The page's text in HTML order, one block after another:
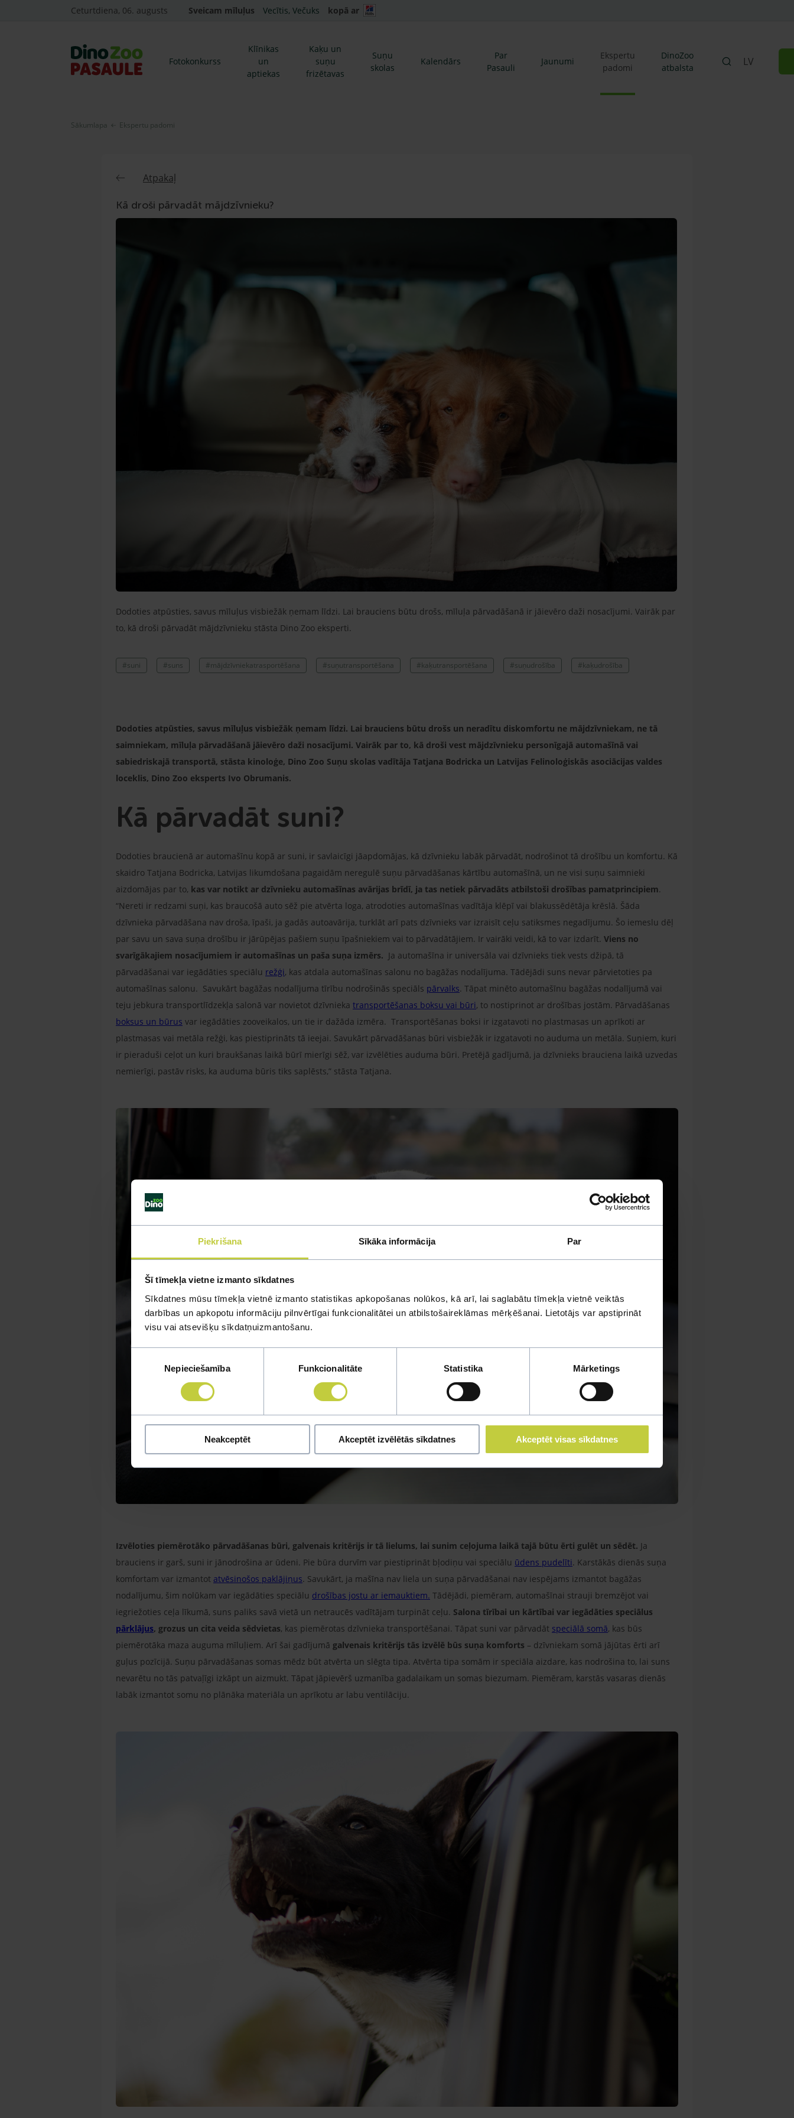
Piekrišana Sīkāka informācija Par
Šī tīmekļa vietne izmanto sīkdatnes
Sīkdatnes mūsu tīmekļa vietnē izmanto statistikas apkopošanas nolūkos, kā arī, lai saglabātu tīmekļa vietnē veiktās
darbības un apkopotu informāciju pilnvērtīgai funkcionalitātei un atbilstošaireklāmas mērķēšanai. Lietotājs var apstiprināt
visu vai atsevišķu sīkdatņuizmantošanu.
Nepieciešamība Funkcionalitāte Statistika Mārketings
Neakceptēt Akceptēt izvēlētās sīkdatnes Akceptēt visas sīkdatnes
Ceturtdiena, 06. augusts Sveicam mīluļus Vecītis, Večuks kopā ar
Fotokonkurss
Klīnikas
un
aptiekas
Kaķu un
suņu
frizētavas
Suņu
skolas
Kalendārs
Par
Pasauli
Jaunumi
Ekspertu
padomi
DinoZoo
atbalsta
LV
Sākumlapa Ekspertu padomi
Atpakaļ
Kā droši pārvadāt mājdzīvnieku?
Dodoties atpūsties, savus mīluļus visbiežāk ņemam līdzi. Lai brauciens būtu drošs, mīluļa pārvadāšanā ir jāievēro daži nosacījumi. Vairāk par
to, kā droši pārvadāt mājdzīvnieku stāsta Dino Zoo eksperti.
#suni #suns #mājdzīvniekatrasportēšana #suņutransportēšana #kaķutransportēšana #suņudrošība #kaķudrošība
Dodoties atpūsties, savus mīluļus visbiežāk ņemam līdzi. Lai brauciens būtu drošs un neradītu diskomfortu ne mājdzīvniekam, ne tā
saimniekam, mīluļa pārvadāšanā jāievēro daži nosacījumi. Vairāk par to, kā droši vest mājdzīvnieku personīgajā automašīnā vai
sabiedriskajā transportā, stāsta kinoloģe, Dino Zoo Suņu skolas vadītāja Tatjana Bodricka un Latvijas Felinoloģiskās asociācijas valdes
loceklis, Dino Zoo eksperts Ivo Obrumanis.
Kā pārvadāt suni?
Dodoties braucienā ar automašīnu kopā ar suni, ir savlaicīgi jāapdomājas, kā dzīvnieku labāk pārvadāt, nodrošinot tā drošību un komfortu. Kā
skaidro Tatjana Bodricka, Latvijas likumdošana pagaidām neregulē suņu pārvadāšanas kārtību automašīnā, un ne visi suņu saimnieki
aizdomājas par to, kas var notikt ar dzīvnieku automašīnas avārijas brīdī, ja tas netiek pārvadāts atbilstoši drošības pamatprincipiem.
“Nereti ir redzami suņi, kas braucošā auto sēž pie atvērta loga, atrodoties automašīnas vadītāja klēpī vai blakussēdētāja krēslā. Šāda
dzīvnieka pārvadāšana nav droša, īpaši, ja gadās autoavārija, turklāt arī pats dzīvnieks var izraisīt ceļu satiksmes negadījumu. Šo iemeslu dēļ
par savu un sava suņa drošību ir jārūpējas pašiem suņu īpašniekiem vai to pārvadātājiem. Ir vairāki veidi, kā to var izdarīt. Viens no
svarīgākajiem nosacījumiem ir automašīnas un paša suņa izmērs. Ja automašīna ir universāla vai dzīvnieks tiek vests džipā, tā
pārvadāšanai var iegādāties speciālu režģi, kas atdala automašīnas salonu no bagāžas nodalījuma. Tādējādi suns nevar pārvietoties pa
automašīnas salonu. Savukārt bagāžas nodalījuma tīrību nodrošinās speciāls pārvalks. Tāpat minēto automašīnu bagāžas nodalījumā vai
teju jebkura transportlīdzekļa salonā var novietot dzīvnieka transportēšanas boksu vai būri, to nostiprinot ar drošības jostām. Pārvadāšanas
boksus un būrus var iegādāties zooveikalos, un tie ir dažāda izmēra. Transportēšanas boksi ir izgatavoti no plastmasas un aprīkoti ar
plastmasas vai metāla režģi, kas piestiprināts tā ieejai. Savukārt pārvadāšanas būri visbiežāk ir izgatavoti no auduma un metāla. Suņiem, kuri
ir pieraduši ceļot un kuri braukšanas laikā būrī mierīgi sēž, var izvēlēties auduma būri. Pretējā gadījumā, ja dzīvnieks brauciena laikā uzvedas
nemierīgi, pastāv risks, ka auduma būris tiks saplēsts,” stāsta Tatjana.
Izvēloties piemērotāko pārvadāšanas būri, galvenais kritērijs ir tā lielums, lai sunim ceļojuma laikā tajā būtu ērti gulēt un sēdēt. Ja
brauciens ir garš, suni ir jānodrošina ar ūdeni. Pie būra durvīm var piestiprināt bļodiņu vai speciālu ūdens pudelīti. Karstākās dienās suņa
komfortam var izmantot atvēsinošos paklājiņus. Savukārt, ja mašīna nav liela un suņa pārvadāšanai nav iespējams izmantot bagāžas
nodalījumu, šim nolūkam var iegādāties speciālu drošības jostu ar iemauktiem. Tādējādi, piemēram, automašīnai strauji bremzējot vai
iegriežoties ceļa līkumā, suns paliks savā vietā un netraucēs vadītājam turpināt ceļu. Salona tīrībai un kārtībai var iegādāties speciālus
pārklājus, grozus un cita veida sēdvietas, kas piemērotas dzīvnieka transportēšanai. Tāpat suni var pārvadāt speciālā somā, kas būs
piemērotāka maza auguma mīluļiem. Arī šai gadījumā galvenais kritērijs tās izvēlē būs suņa komforts – dzīvniekam somā jājūtas ērti arī
guļus pozīcijā. Suņu pārvadāšanas somas mēdz būt atvērta un slēgta tipa. Atvērta tipa somām ir speciāla aizdare, kas nodrošina to, lai suns
nevarētu no tās patvaļīgi izkāpt un aizmukt. Tāpat jāpievērš uzmanība gadalaikam un somas biezumam. Piemēram, karstās vasaras dienās
labāk izmantot somu no plānāka materiāla un aprīkotu ar labu ventilāciju.